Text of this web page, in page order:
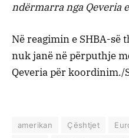
ndërmarra nga Qeveria
Në reagimin e SHBA-së
nuk janë në përputhje
Qeveria për koordinim./
amerikan Çështjet